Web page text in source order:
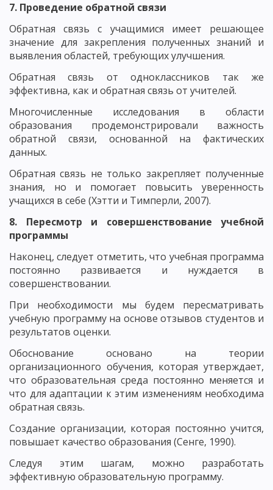
7. Проведение обратной связи
Обратная связь с учащимися имеет решающее
значение для закрепления полученных знаний и
выявления областей, требующих улучшения.
Обратная связь от одноклассников так же
эффективна, как и обратная связь от учителей.
Многочисленные исследования в области
образования продемонстрировали важность
обратной связи, основанной на фактических
данных.
Обратная связь не только закрепляет полученные
знания, но и помогает повысить уверенность
учащихся в себе (Хэтти и Тимперли, 2007).
8. Пересмотр и совершенствование учебной
программы
Наконец, следует отметить, что учебная программа
постоянно развивается и нуждается в
совершенствовании.
При необходимости мы будем пересматривать
учебную программу на основе отзывов студентов и
результатов оценки.
Обоснование основано на теории
организационного обучения, которая утверждает,
что образовательная среда постоянно меняется и
что для адаптации к этим изменениям необходима
обратная связь.
Создание организации, которая постоянно учится,
повышает качество образования (Сенге, 1990).
Следуя этим шагам, можно разработать
эффективную образовательную программу.